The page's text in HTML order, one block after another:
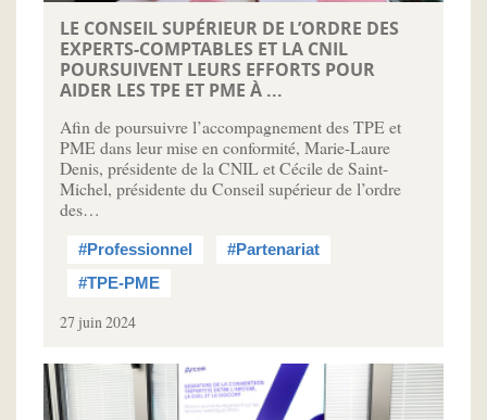
LE CONSEIL SUPÉRIEUR DE L’ORDRE DES
EXPERTS-COMPTABLES ET LA CNIL
POURSUIVENT LEURS EFFORTS POUR
AIDER LES TPE ET PME À ...
Afin de poursuivre l’accompagnement des TPE et
PME dans leur mise en conformité, Marie-Laure
Denis, présidente de la CNIL et Cécile de Saint-
Michel, présidente du Conseil supérieur de l’ordre
des…
#Professionnel
#Partenariat
#TPE-PME
27 juin 2024